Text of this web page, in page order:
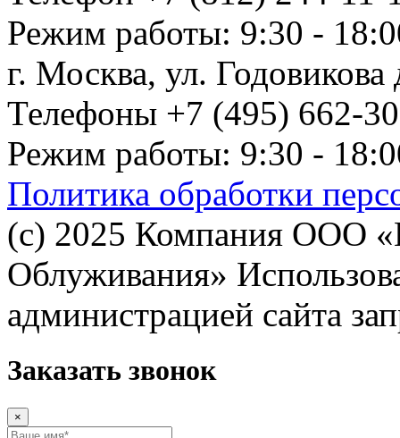
Режим работы: 9:30 -
г. Москва, ул.
Телефоны +7 (495) 662-
Режим работы: 9:30 -
Политика обработки
(с) 2025 Компания ООО
Облуживания»
администрацией сайта
Заказать звонок
×